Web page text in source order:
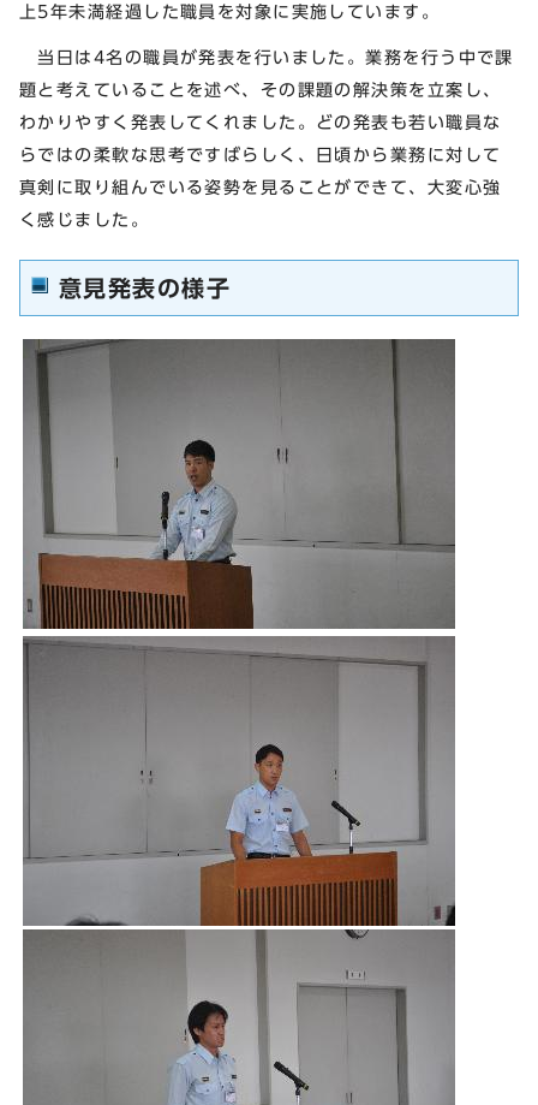
上5年未満経過した職員を対象に実施しています。
当日は4名の職員が発表を行いました。業務を行う中で課
題と考えていることを述べ、その課題の解決策を立案し、
わかりやすく発表してくれました。どの発表も若い職員な
らではの柔軟な思考ですばらしく、日頃から業務に対して
真剣に取り組んでいる姿勢を見ることができて、大変心強
く感じました。
意見発表の様子